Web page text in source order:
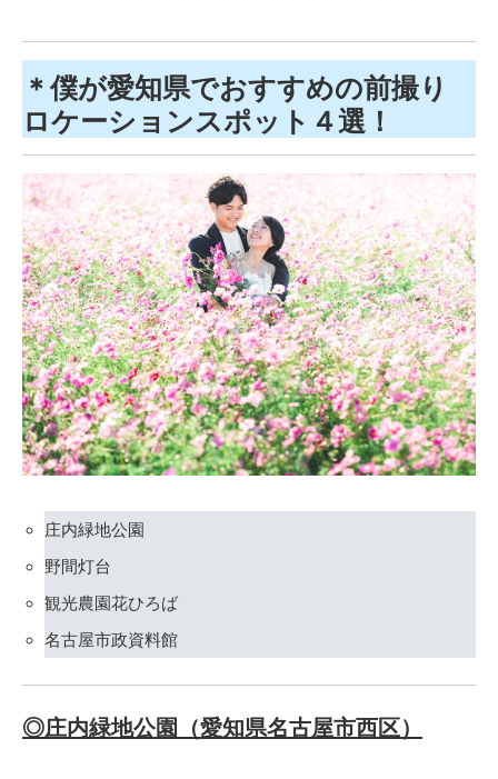
＊僕が愛知県でおすすめの前撮り
ロケーションスポット４選！
庄内緑地公園
野間灯台
観光農園花ひろば
名古屋市政資料館
◎庄内緑地公園（愛知県名古屋市西区）